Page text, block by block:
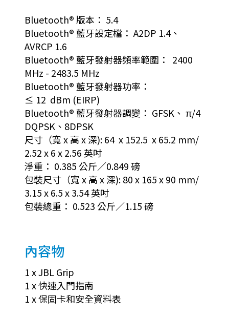
Bluetooth® 版本： 5.4
Bluetooth® 藍牙設定檔： A2DP 1.4、
AVRCP 1.6
Bluetooth® 藍牙發射器頻率範圍： 2400
MHz - 2483.5 MHz
Bluetooth® 藍牙發射器功率：
≤ 12 dBm (EIRP)
Bluetooth® 藍牙發射器調變： GFSK、 π/4
DQPSK、8DPSK
尺寸（寬 x 高 x 深): 64 x 152.5 x 65.2 mm/
2.52 x 6 x 2.56 英吋
淨重： 0.385 公斤／0.849 磅
包裝尺寸（寬 x 高 x 深): 80 x 165 x 90 mm/
3.15 x 6.5 x 3.54 英吋
包裝總重： 0.523 公斤／1.15 磅
內容物
1 x JBL Grip
1 x 快速入門指南
1 x 保固卡和安全資料表